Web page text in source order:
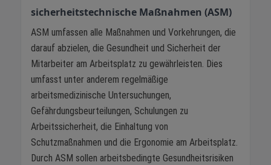
sicherheitstechnische Maßnahmen (ASM)
ASM umfassen alle Maßnahmen und Vorkehrungen, die
darauf abzielen, die Gesundheit und Sicherheit der
Mitarbeiter am Arbeitsplatz zu gewährleisten. Dies
umfasst unter anderem regelmäßige
arbeitsmedizinische Untersuchungen,
Gefährdungsbeurteilungen, Schulungen zu
Arbeitssicherheit, die Einhaltung von
Schutzmaßnahmen und die Ergonomie am Arbeitsplatz.
Durch ASM sollen arbeitsbedingte Gesundheitsrisiken